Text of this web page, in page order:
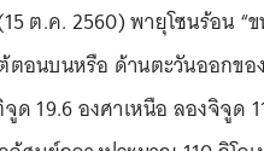
ต.ค. 2560) พายุโซนร้อน “
อนบนหรือ ด้านตะวันออกขอ
19.6 องศาเหนือ ลองจิจูด